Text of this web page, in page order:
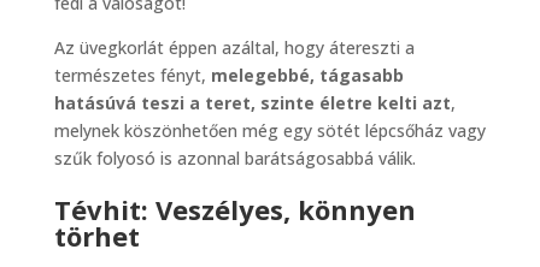
Az üvegkorlát éppen azáltal, hogy átereszti a
természetes fényt, melegebbé, tágasabb
hatásúvá teszi a teret, szinte életre kelti azt,
melynek köszönhetően még egy sötét lépcsőház vagy
szűk folyosó is azonnal barátságosabbá válik.
Tévhit: Veszélyes, könnyen
törhet